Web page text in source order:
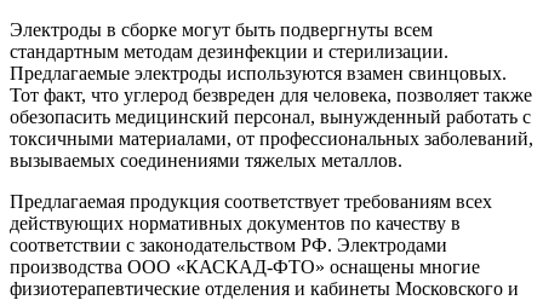
Электроды в сборке могут быть подвергнуты всем
стандартным методам дезинфекции и стерилизации.
Предлагаемые электроды используются взамен свинцовых.
Тот факт, что углерод безвреден для человека, позволяет также
обезопасить медицинский персонал, вынужденный работать с
токсичными материалами, от профессиональных заболеваний,
вызываемых соединениями тяжелых металлов.
Предлагаемая продукция соответствует требованиям всех
действующих нормативных документов по качеству в
соответствии с законодательством РФ. Электродами
производства ООО «КАСКАД-ФТО» оснащены многие
физиотерапевтические отделения и кабинеты Московского и